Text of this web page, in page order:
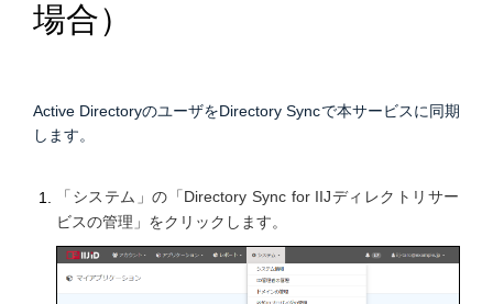
場合）
Active DirectoryのユーザをDirectory Syncで本サービスに同期
します。
「システム」の「Directory Sync for IIJディレクトリサー
ビスの管理」をクリックします。